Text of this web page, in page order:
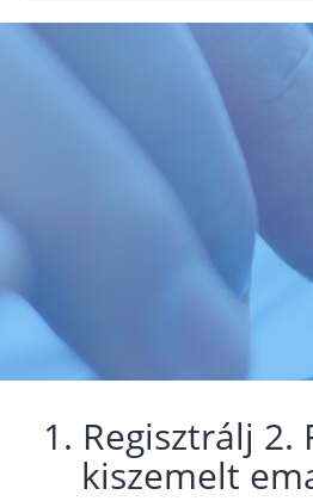
1. Regisztrálj 2.
kiszemelt